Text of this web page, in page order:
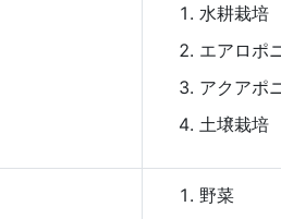
水耕栽培
エアロポ
アクアポ
土壌栽培
野菜